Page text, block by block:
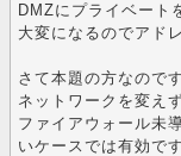
DMZにプライベート
大変になるのでアド
さて本題の方なので
ネットワークを変え
ファイアウォール未
いケースでは有効で